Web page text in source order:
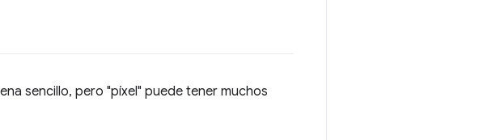
sencillo, pero "píxel" puede tener muchos